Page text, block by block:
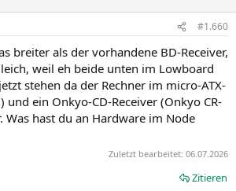
#1.660
breiter als der vorhandene BD-Receiver,
weil eh beide unten im Lowboard
stehen da der Rechner im micro-ATX-
und ein Onkyo-CD-Receiver (Onkyo CR-
Was hast du an Hardware im Node
Zuletzt bearbeitet: 06.07.2026
Zitieren